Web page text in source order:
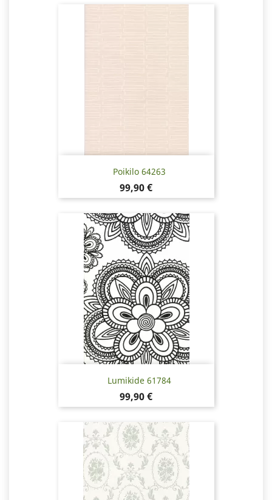
Poikilo 64263
Pris
99,90 €
Lumikide 61784
Pris
99,90 €